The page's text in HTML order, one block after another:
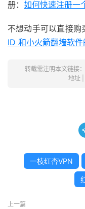
册： 如何快速注册一
不想动手可以直接购
ID 和小火箭翻墙软
转载需注明本文链接：
地址 |
一枝红杏VPN
上一篇